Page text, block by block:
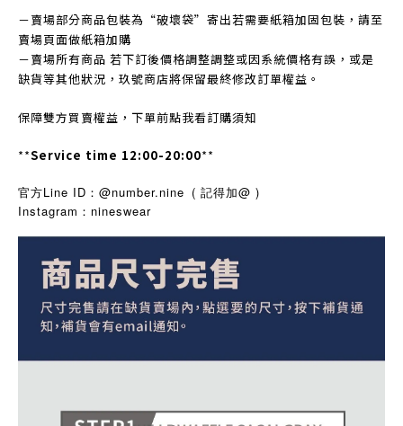
－賣場部分商品包裝為“破壞袋”寄出若需要紙箱加固包裝，請至
賣場頁面做紙箱加購
－賣場所有商品 若下訂後價格調整調整或因系統價格有誤，或是
缺貨等其他狀況，玖號商店將保留最終修改訂單權益。
保障雙方買賣權益，下單前點我看訂購須知
**Service time 12:00-20:00**
官方Line ID：@number.nine ( 記得加@ )
Instagram ： nineswear